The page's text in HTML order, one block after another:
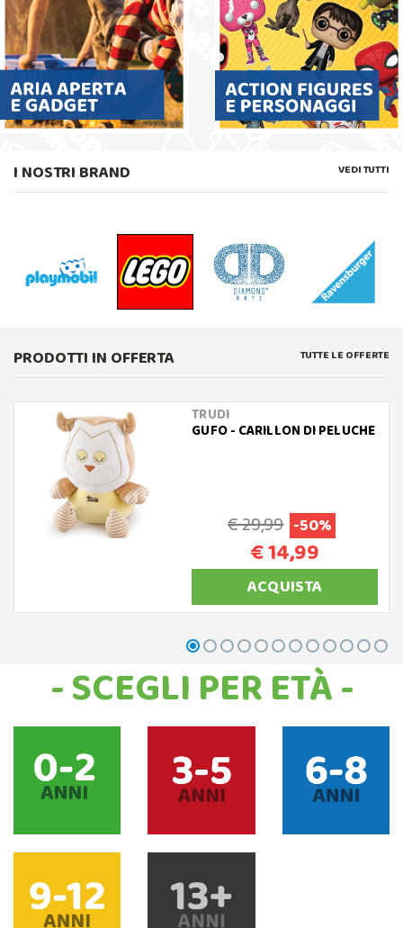
I NOSTRI BRAND VEDI TUTTI
PRODOTTI IN OFFERTA TUTTE LE OFFERTE
TRUDI
GUFO - CARILLON DI PELUCHE
€ 29,99 -50%
€ 14,99
ACQUISTA
- SCEGLI PER ETÀ -